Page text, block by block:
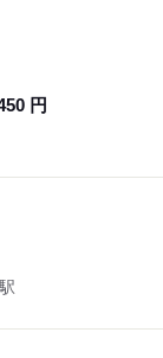
イサービスの運動
ん。
スの企業が運営し
充実しています。
円